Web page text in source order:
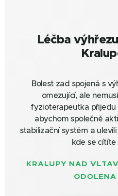
Léčba
Bolest zad spojená s
omezující, ale
fyzioterapeutka přijedu
abychom společně
stabilizační systém a
kde se cítíte
KRALUPY NAD